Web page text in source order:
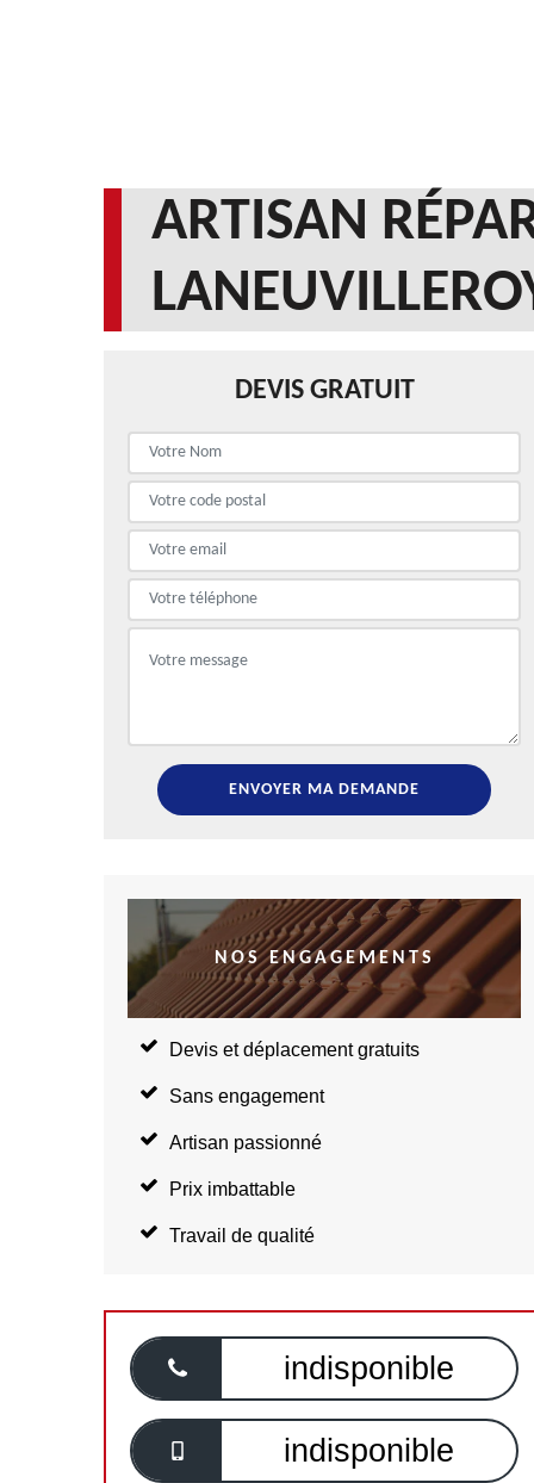
ARTISAN
DEVIS GRATUIT
NOS ENGAGEMENTS
Devis et déplacement gratuits
Sans engagement
Artisan passionné
Prix imbattable
Travail de qualité
indisponible
indisponible